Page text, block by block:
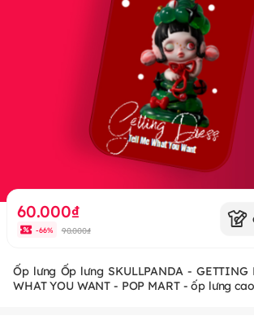
60.000₫
-66% 90.000₫
Ốp lưng Ốp lưng SKULLPANDA - GETTING
WHAT YOU WANT - POP MART - ốp lưng